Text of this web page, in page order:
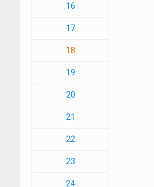
16
17
18
19
20
21
22
23
24